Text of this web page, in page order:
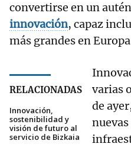
convertirse en un
innovación, capaz
más grandes en
RELACIONADAS
Innovación,
sostenibilidad y
visión de futuro al
servicio de Bizkaia
varias
de